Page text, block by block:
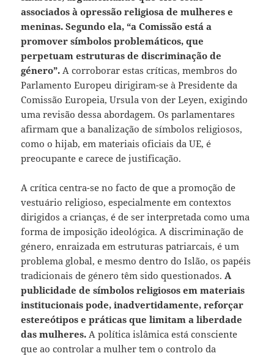
associados à opressão religiosa de mulheres e
meninas. Segundo ela, “a Comissão está a
promover símbolos problemáticos, que
perpetuam estruturas de discriminação de
género”. A corroborar estas críticas, membros do
Parlamento Europeu dirigiram-se à Presidente da
Comissão Europeia, Ursula von der Leyen, exigindo
uma revisão dessa abordagem. Os parlamentares
afirmam que a banalização de símbolos religiosos,
como o hijab, em materiais oficiais da UE, é
preocupante e carece de justificação.
A crítica centra-se no facto de que a promoção de
vestuário religioso, especialmente em contextos
dirigidos a crianças, é de ser interpretada como uma
forma de imposição ideológica. A discriminação de
género, enraizada em estruturas patriarcais, é um
problema global, e mesmo dentro do Islão, os papéis
tradicionais de género têm sido questionados.A
publicidade de símbolos religiosos em materiais
institucionais pode, inadvertidamente, reforçar
estereótipos e práticas que limitam a liberdade
das mulheres.A política islâmica está consciente
que ao controlar a mulher tem o controlo da